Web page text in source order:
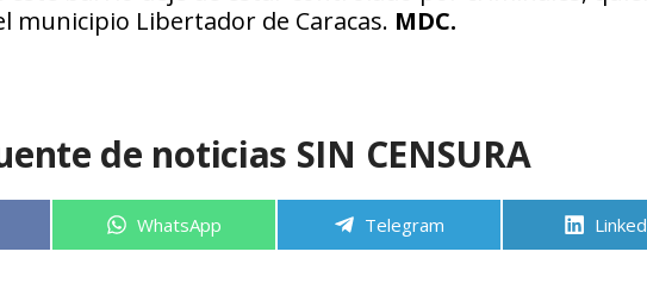
Libertador de Caracas. MDC.
de noticias SIN CENSURA
Compartir
WhatsApp Compartir
Telegram